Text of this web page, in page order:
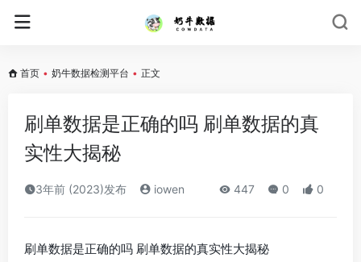
首页 • 奶牛数据检测平台 • 正文
刷单数据是正确的吗 刷单数据的真
实性大揭秘
3年前 (2023)发布 iowen 447 0 0
刷单数据是正确的吗 刷单数据的真实性大揭秘